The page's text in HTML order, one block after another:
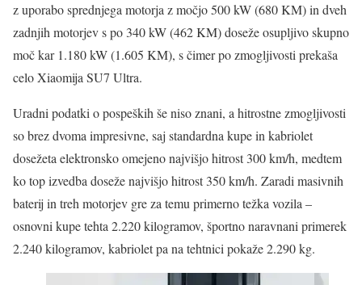
z uporabo sprednjega motorja z močjo 500 kW (680 KM) in dveh
zadnjih motorjev s po 340 kW (462 KM) doseže osupljivo skupno
moč kar 1.180 kW (1.605 KM), s čimer po zmogljivosti prekaša
celo Xiaomija SU7 Ultra.
Uradni podatki o pospeških še niso znani, a hitrostne zmogljivosti
so brez dvoma impresivne, saj standardna kupe in kabriolet
dosežeta elektronsko omejeno najvišjo hitrost 300 km/h, medtem
ko top izvedba doseže najvišjo hitrost 350 km/h. Zaradi masivnih
baterij in treh motorjev gre za temu primerno težka vozila –
osnovni kupe tehta 2.220 kilogramov, športno naravnani primerek
2.240 kilogramov, kabriolet pa na tehtnici pokaže 2.290 kg.